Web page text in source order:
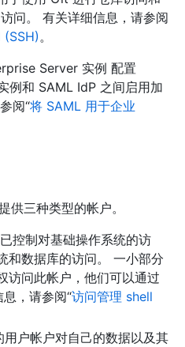
问。 有关详细信息，请参阅
(SSH) 。
Server 实例 配置
例和 SAML IdP 之间启用加
阅“将 SAML 用于企业
三种类型的帐户。
控制对基础操作系统的访
和数据库的访问。 一小部分
访问此帐户，他们可以通过
，请参阅“访问管理 shell
户帐户对自己的数据以及其